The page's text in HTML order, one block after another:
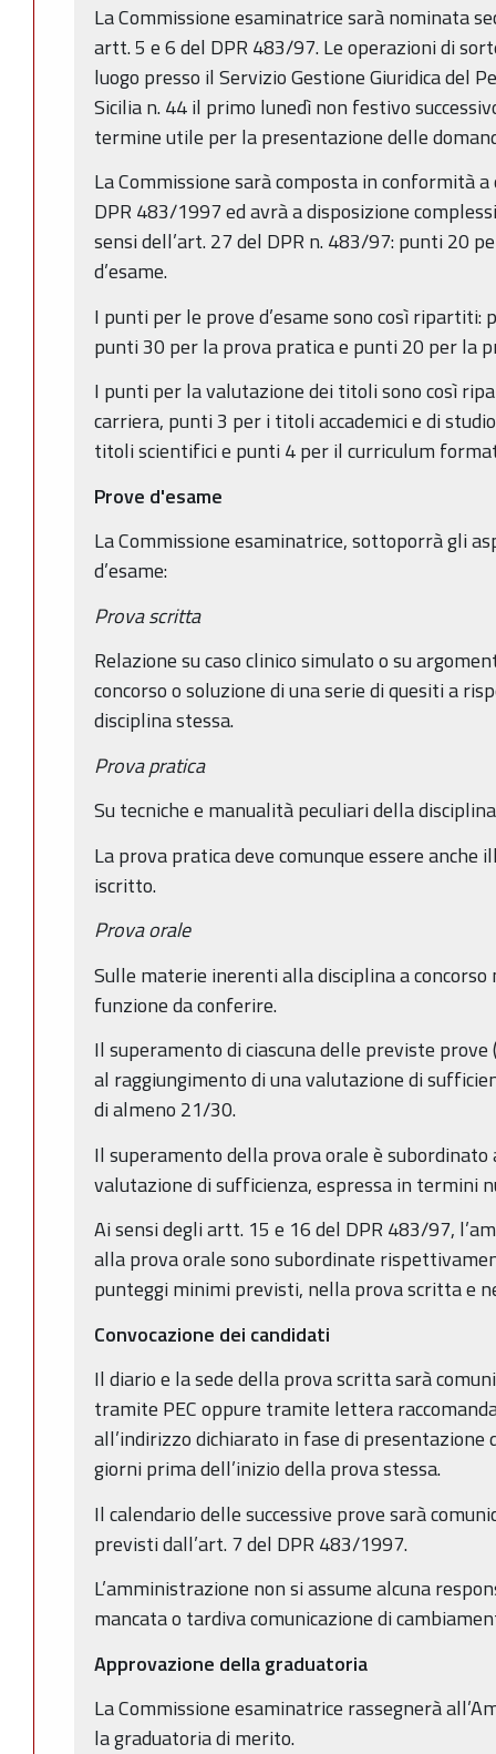
La Commissione esaminatrice sarà nominata
artt. 5 e 6 del DPR 483/97. Le operazioni di
luogo presso il Servizio Gestione Giuridica del
Sicilia n. 44 il primo lunedì non festivo
termine utile per la presentazione delle
La Commissione sarà composta in conformità
DPR 483/1997 ed avrà a disposizione
sensi dell’art. 27 del DPR n. 483/97: punti 20
d’esame.
I punti per le prove d’esame sono così
punti 30 per la prova pratica e punti 20 per la
I punti per la valutazione dei titoli sono così
carriera, punti 3 per i titoli accademici e di
titoli scientifici e punti 4 per il curriculum
Prove d'esame
La Commissione esaminatrice, sottoporrà gli
d’esame:
Prova scritta
Relazione su caso clinico simulato o su
concorso o soluzione di una serie di quesiti a
disciplina stessa.
Prova pratica
Su tecniche e manualità peculiari della
La prova pratica deve comunque essere
iscritto.
Prova orale
Sulle materie inerenti alla disciplina a concorso
funzione da conferire.
Il superamento di ciascuna delle previste
al raggiungimento di una valutazione di
di almeno 21/30.
Il superamento della prova orale è
valutazione di sufficienza, espressa in termini
Ai sensi degli artt. 15 e 16 del DPR 483/97,
alla prova orale sono subordinate
punteggi minimi previsti, nella prova scritta e
Convocazione dei candidati
Il diario e la sede della prova scritta sarà
tramite PEC oppure tramite lettera
all’indirizzo dichiarato in fase di presentazione
giorni prima dell’inizio della prova stessa.
Il calendario delle successive prove sarà
previsti dall’art. 7 del DPR 483/1997.
L’amministrazione non si assume alcuna
mancata o tardiva comunicazione di
Approvazione della graduatoria
La Commissione esaminatrice rassegnerà
la graduatoria di merito.